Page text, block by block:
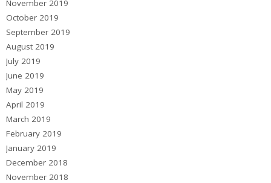
November 2019
October 2019
September 2019
August 2019
July 2019
June 2019
May 2019
April 2019
March 2019
February 2019
January 2019
December 2018
November 2018